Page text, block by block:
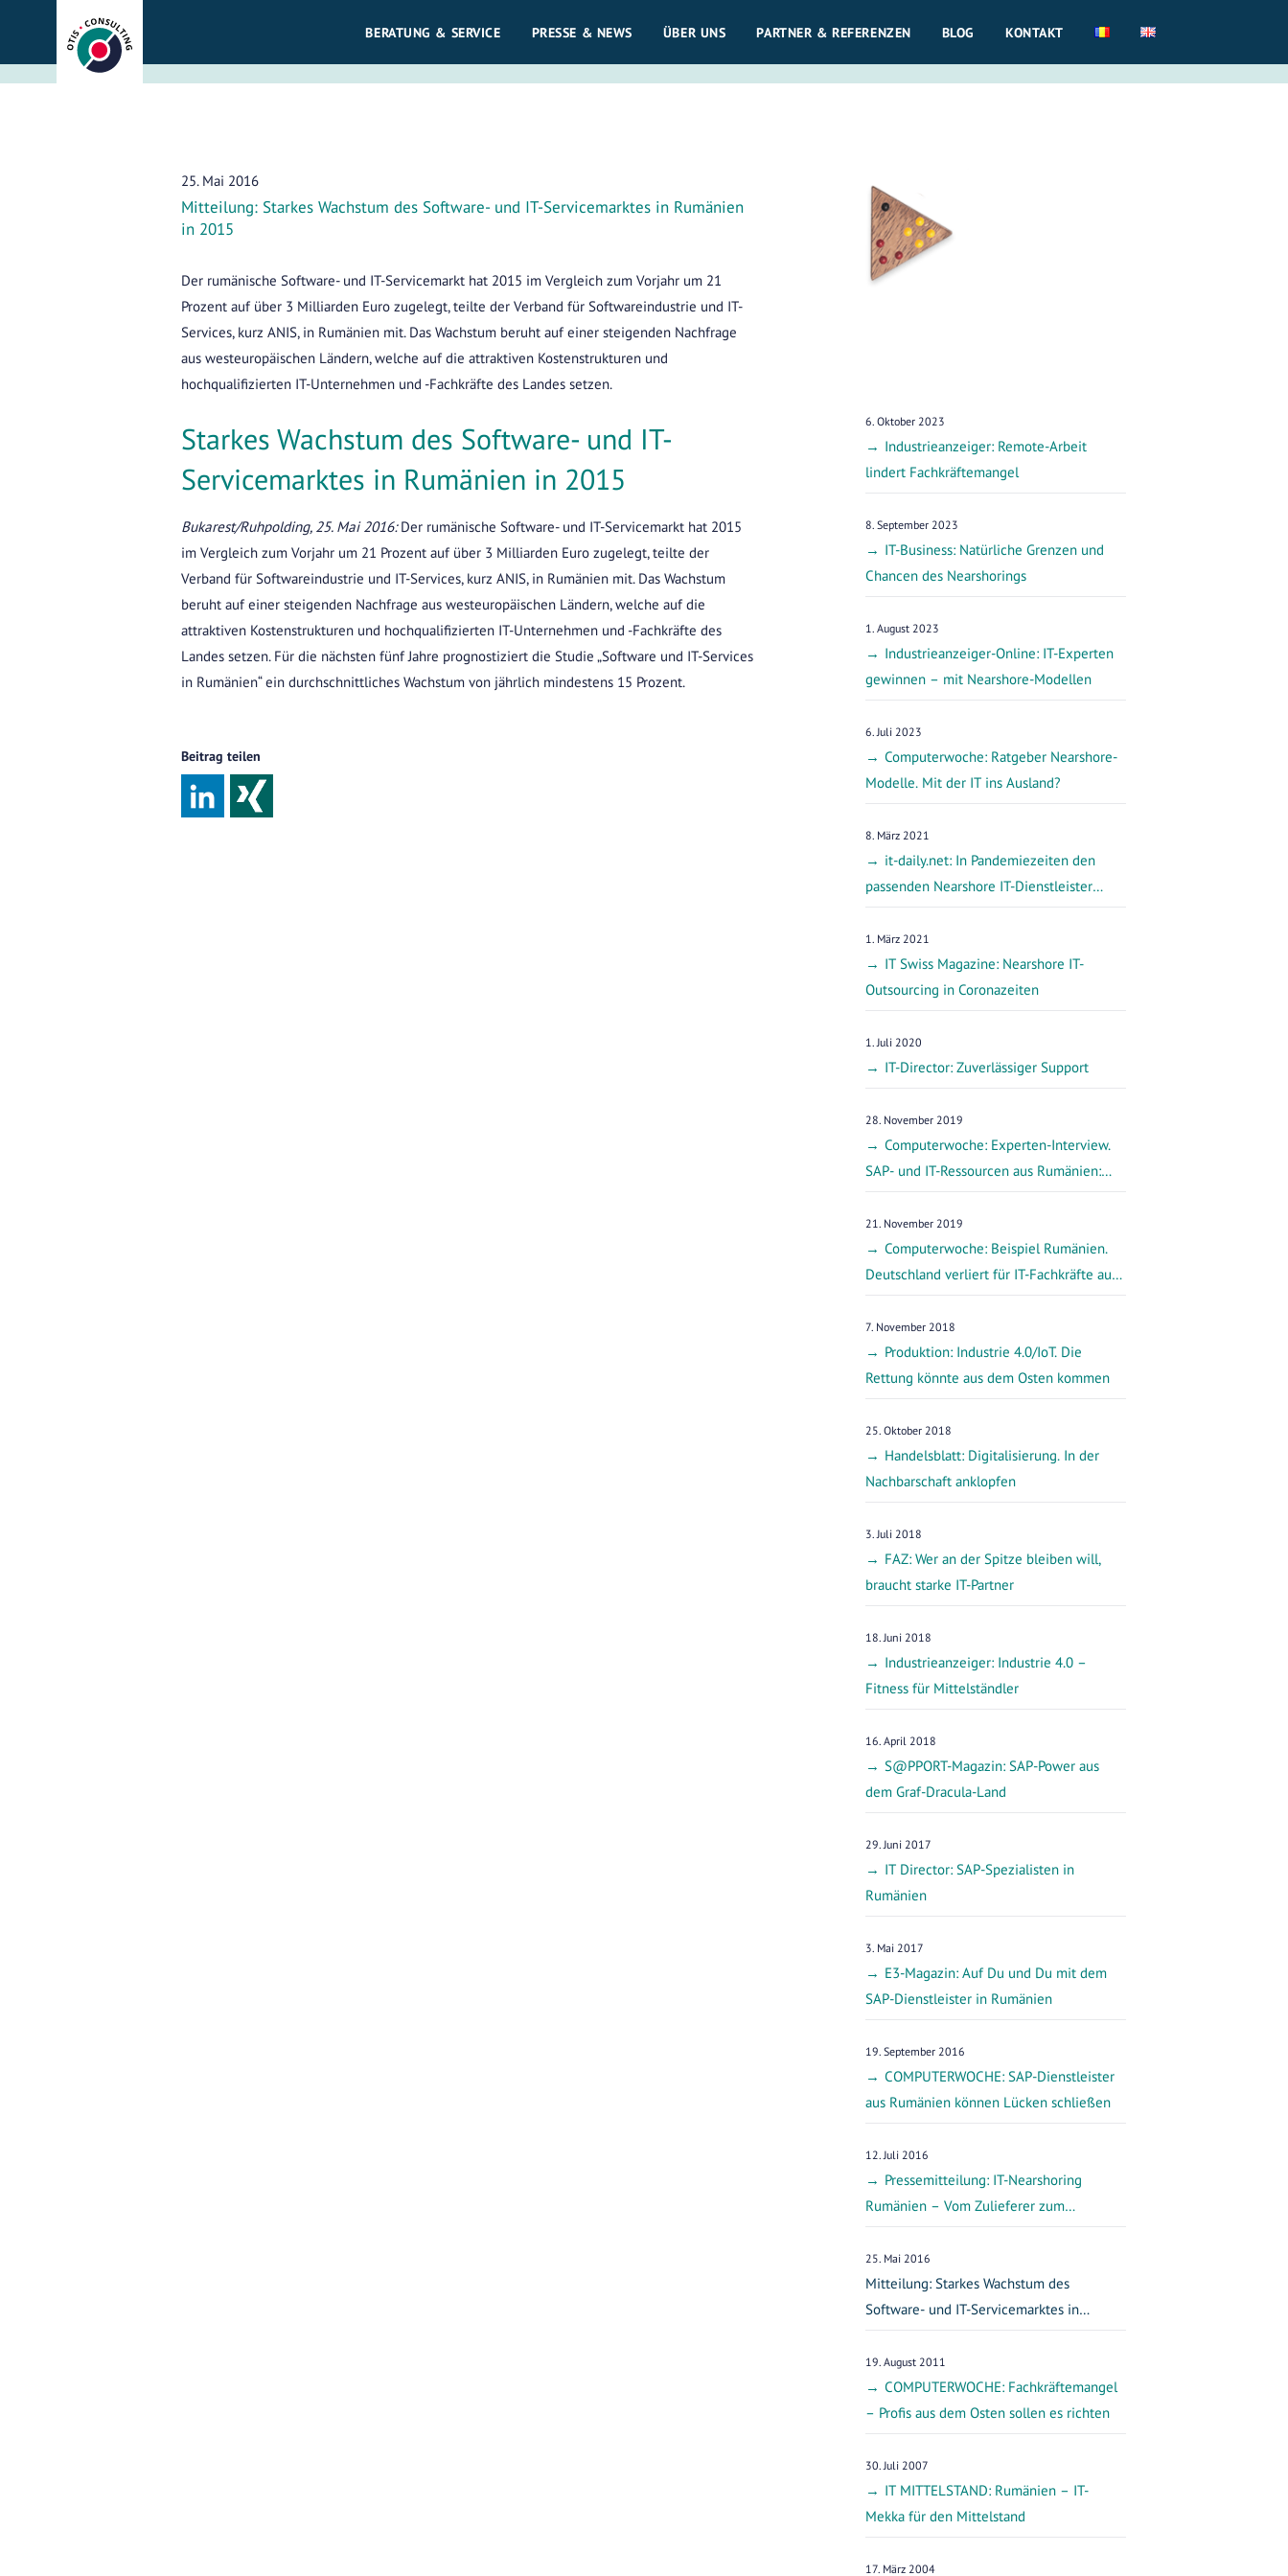
springen
BERATUNG & SERVICE PRESSE & NEWS ÜBER UNS PARTNER & REFERENZEN BLOG KONTAKT
25. Mai 2016
Mitteilung: Starkes Wachstum des Software- und IT-Servicemarktes in Rumänien
in 2015
Der rumänische Software- und IT-Servicemarkt hat 2015 im Vergleich zum Vorjahr um 21
Prozent auf über 3 Milliarden Euro zugelegt, teilte der Verband für Softwareindustrie und IT-
Services, kurz ANIS, in Rumänien mit. Das Wachstum beruht auf einer steigenden Nachfrage
aus westeuropäischen Ländern, welche auf die attraktiven Kostenstrukturen und
hochqualifizierten IT-Unternehmen und -Fachkräfte des Landes setzen.
Starkes Wachstum des Software- und IT-
Servicemarktes in Rumänien in 2015
Bukarest/Ruhpolding, 25. Mai 2016:Der rumänische Software- und IT-Servicemarkt hat 2015
im Vergleich zum Vorjahr um 21 Prozent auf über 3 Milliarden Euro zugelegt, teilte der
Verband für Softwareindustrie und IT-Services, kurz ANIS, in Rumänien mit. Das Wachstum
beruht auf einer steigenden Nachfrage aus westeuropäischen Ländern, welche auf die
attraktiven Kostenstrukturen und hochqualifizierten IT-Unternehmen und -Fachkräfte des
Landes setzen. Für die nächsten fünf Jahre prognostiziert die Studie „Software und IT-Services
in Rumänien“ ein durchschnittliches Wachstum von jährlich mindestens 15 Prozent.
Beitrag teilen
6. Oktober 2023
Industrieanzeiger: Remote-Arbeit
lindert Fachkräftemangel
8. September 2023
IT-Business: Natürliche Grenzen und
Chancen des Nearshorings
1. August 2023
Industrieanzeiger-Online: IT-Experten
gewinnen – mit Nearshore-Modellen
6. Juli 2023
Computerwoche: Ratgeber Nearshore-
Modelle. Mit der IT ins Ausland?
8. März 2021
it-daily.net: In Pandemiezeiten den
passenden Nearshore IT-Dienstleister
finden
1. März 2021
IT Swiss Magazine: Nearshore IT-
Outsourcing in Coronazeiten
1. Juli 2020
IT-Director: Zuverlässiger Support
28. November 2019
Computerwoche: Experten-Interview.
SAP- und IT-Ressourcen aus Rumänien:
Wie finde ich den besten IT-Dienstleister?
21. November 2019
Computerwoche: Beispiel Rumänien.
Deutschland verliert für IT-Fachkräfte aus
Osteuropa an Attraktivität
7. November 2018
Produktion: Industrie 4.0/IoT. Die
Rettung könnte aus dem Osten kommen
25. Oktober 2018
Handelsblatt: Digitalisierung. In der
Nachbarschaft anklopfen
3. Juli 2018
FAZ: Wer an der Spitze bleiben will,
braucht starke IT-Partner
18. Juni 2018
Industrieanzeiger: Industrie 4.0 –
Fitness für Mittelständler
16. April 2018
S@PPORT-Magazin: SAP-Power aus
dem Graf-Dracula-Land
29. Juni 2017
IT Director: SAP-Spezialisten in
Rumänien
3. Mai 2017
E3-Magazin: Auf Du und Du mit dem
SAP-Dienstleister in Rumänien
19. September 2016
COMPUTERWOCHE: SAP-Dienstleister
aus Rumänien können Lücken schließen
12. Juli 2016
Pressemitteilung: IT-Nearshoring
Rumänien – Vom Zulieferer zum
Software-Hersteller
25. Mai 2016
Mitteilung: Starkes Wachstum des
Software- und IT-Servicemarktes in
Rumänien in 2015
19. August 2011
COMPUTERWOCHE: Fachkräftemangel
– Profis aus dem Osten sollen es richten
30. Juli 2007
IT MITTELSTAND: Rumänien – IT-
Mekka für den Mittelstand
17. März 2004